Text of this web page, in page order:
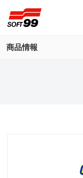
商品情報